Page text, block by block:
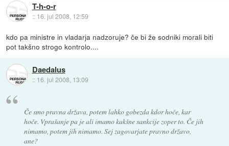
T-h-o-r
:: 16. jul 2008, 12:59
kdo pa ministre in vladarja nadzoruje? če bi že sodniki morali biti
pot takšno strogo kontrolo....
Daedalus
:: 16. jul 2008, 13:09
Če smo pravna država, potem lahko gobezda kdor hoče, kar
hoče. Vprašanje pa je ali imamo kakšne sankcije zoper to. Če jih
nimamo, potem jih nimamo. Sej zagovarjate pravno državo,
ane?